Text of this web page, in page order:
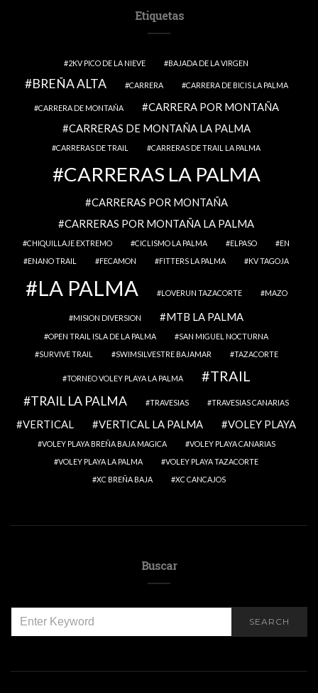
Etiquetas
2KV PICO DE LA NIEVE BAJADA DE LA VIRGEN
BREÑA ALTA CARRERA CARRERA DE BICIS LA PALMA
CARRERA DE MONTAÑA
CARRERA POR MONTAÑA
CARRERAS DE MONTAÑA LA PALMA
CARRERAS DE TRAIL CARRERAS DE TRAIL LA PALMA
CARRERAS LA PALMA
CARRERAS POR MONTAÑA
CARRERAS POR MONTAÑA LA PALMA
CHIQUILLAJE EXTREMO CICLISMO LA PALMA ELPASO
EN
ENANO TRAIL
FECAMON FITTERS LA PALMA KV TAGOJA
LA PALMA LOVERUN TAZACORTE MAZO
MISION DIVERSION MTB LA PALMA
OPEN TRAIL ISLA DE LA PALMA
SAN MIGUEL NOCTURNA
SURVIVE TRAIL
SWIMSILVESTRE BAJAMAR TAZACORTE
TORNEO VOLEY PLAYA LA PALMA TRAIL
TRAIL LA PALMA TRAVESIAS TRAVESIAS CANARIAS
VERTICAL VERTICAL LA PALMA VOLEY PLAYA
VOLEY PLAYA BREÑA BAJA MAGICA
VOLEY PLAYA CANARIAS
VOLEY PLAYA LA PALMA
VOLEY PLAYA TAZACORTE
XC BREÑA BAJA
XC CANCAJOS
Buscar
FOR:
SEARCH